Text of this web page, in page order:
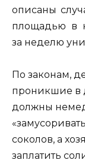
описаны
площадью в
за неделю
По законам,
проникшие в
должны
соколов, а
заплатить